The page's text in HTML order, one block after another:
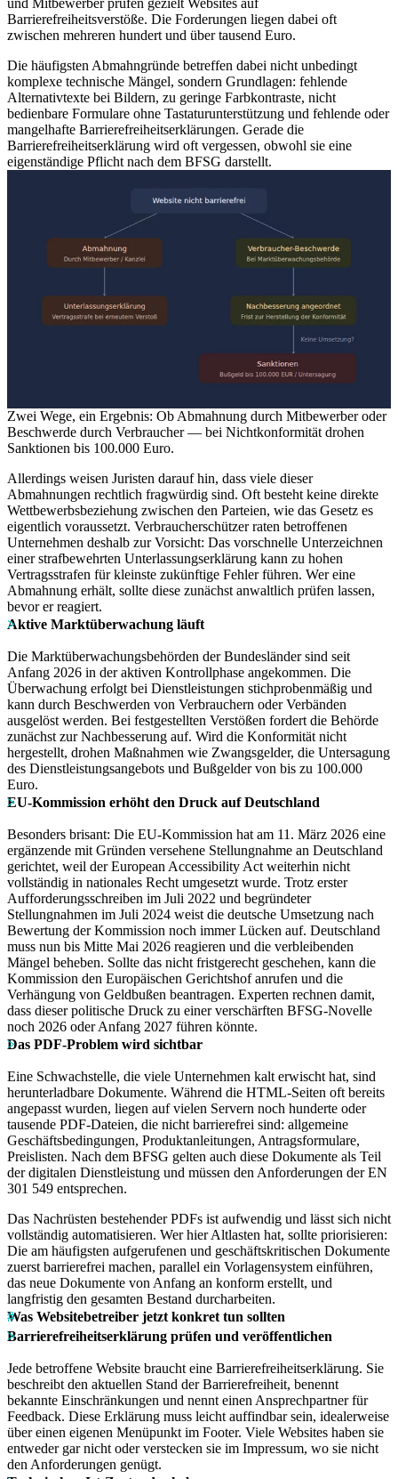
Barrierefreiheitsverstöße. Die Forderungen liegen dabei oft
zwischen mehreren hundert und über tausend Euro.
Die häufigsten Abmahngründe betreffen dabei nicht unbedingt
komplexe technische Mängel, sondern Grundlagen: fehlende
Alternativtexte bei Bildern, zu geringe Farbkontraste, nicht
bedienbare Formulare ohne Tastaturunterstützung und fehlende oder
mangelhafte Barrierefreiheitserklärungen. Gerade die
Barrierefreiheitserklärung wird oft vergessen, obwohl sie eine
eigenständige Pflicht nach dem BFSG darstellt.
Zwei Wege, ein Ergebnis: Ob Abmahnung durch Mitbewerber oder
Beschwerde durch Verbraucher — bei Nichtkonformität drohen
Sanktionen bis 100.000 Euro.
Allerdings weisen Juristen darauf hin, dass viele dieser
Abmahnungen rechtlich fragwürdig sind. Oft besteht keine direkte
Wettbewerbsbeziehung zwischen den Parteien, wie das Gesetz es
eigentlich voraussetzt. Verbraucherschützer raten betroffenen
Unternehmen deshalb zur Vorsicht: Das vorschnelle Unterzeichnen
einer strafbewehrten Unterlassungserklärung kann zu hohen
Vertragsstrafen für kleinste zukünftige Fehler führen. Wer eine
Abmahnung erhält, sollte diese zunächst anwaltlich prüfen lassen,
bevor er reagiert.
Aktive Marktüberwachung läuft
Die Marktüberwachungsbehörden der Bundesländer sind seit
Anfang 2026 in der aktiven Kontrollphase angekommen. Die
Überwachung erfolgt bei Dienstleistungen stichprobenmäßig und
kann durch Beschwerden von Verbrauchern oder Verbänden
ausgelöst werden. Bei festgestellten Verstößen fordert die Behörde
zunächst zur Nachbesserung auf. Wird die Konformität nicht
hergestellt, drohen Maßnahmen wie Zwangsgelder, die Untersagung
des Dienstleistungsangebots und Bußgelder von bis zu 100.000
Euro.
EU-Kommission erhöht den Druck auf Deutschland
Besonders brisant: Die EU-Kommission hat am 11. März 2026 eine
ergänzende mit Gründen versehene Stellungnahme an Deutschland
gerichtet, weil der European Accessibility Act weiterhin nicht
vollständig in nationales Recht umgesetzt wurde. Trotz erster
Aufforderungsschreiben im Juli 2022 und begründeter
Stellungnahmen im Juli 2024 weist die deutsche Umsetzung nach
Bewertung der Kommission noch immer Lücken auf. Deutschland
muss nun bis Mitte Mai 2026 reagieren und die verbleibenden
Mängel beheben. Sollte das nicht fristgerecht geschehen, kann die
Kommission den Europäischen Gerichtshof anrufen und die
Verhängung von Geldbußen beantragen. Experten rechnen damit,
dass dieser politische Druck zu einer verschärften BFSG-Novelle
noch 2026 oder Anfang 2027 führen könnte.
Das PDF-Problem wird sichtbar
Eine Schwachstelle, die viele Unternehmen kalt erwischt hat, sind
herunterladbare Dokumente. Während die HTML-Seiten oft bereits
angepasst wurden, liegen auf vielen Servern noch hunderte oder
tausende PDF-Dateien, die nicht barrierefrei sind: allgemeine
Geschäftsbedingungen, Produktanleitungen, Antragsformulare,
Preislisten. Nach dem BFSG gelten auch diese Dokumente als Teil
der digitalen Dienstleistung und müssen den Anforderungen der EN
301 549 entsprechen.
Das Nachrüsten bestehender PDFs ist aufwendig und lässt sich nicht
vollständig automatisieren. Wer hier Altlasten hat, sollte priorisieren:
Die am häufigsten aufgerufenen und geschäftskritischen Dokumente
zuerst barrierefrei machen, parallel ein Vorlagensystem einführen,
das neue Dokumente von Anfang an konform erstellt, und
langfristig den gesamten Bestand durcharbeiten.
Was Websitebetreiber jetzt konkret tun sollten
Barrierefreiheitserklärung prüfen und veröffentlichen
Jede betroffene Website braucht eine Barrierefreiheitserklärung. Sie
beschreibt den aktuellen Stand der Barrierefreiheit, benennt
bekannte Einschränkungen und nennt einen Ansprechpartner für
Feedback. Diese Erklärung muss leicht auffindbar sein, idealerweise
über einen eigenen Menüpunkt im Footer. Viele Websites haben sie
entweder gar nicht oder verstecken sie im Impressum, wo sie nicht
den Anforderungen genügt.